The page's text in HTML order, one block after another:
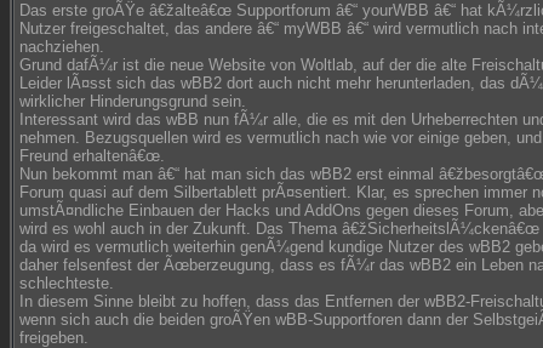
Das erste groÃŸe â€žalteâ€œ Supportforum â€“ yourWBB â€“ hat
Nutzer freigeschaltet, das andere â€“ myWBB â€“ wird vermutlich nach
nachziehen.
Grund dafÃ¼r ist die neue Website von Woltlab, auf der die alte
Leider lÃ¤sst sich das wBB2 dort auch nicht mehr herunterladen, das
wirklicher Hinderungsgrund sein.
Interessant wird das wBB nun fÃ¼r alle, die es mit den Urheberrechten
nehmen. Bezugsquellen wird es vermutlich nach wie vor einige geben,
Freund erhaltenâ€œ.
Nun bekommt man â€“ hat man sich das wBB2 erst einmal
Forum quasi auf dem Silbertablett prÃ¤sentiert. Klar, es sprechen immer
umstÃ¤ndliche Einbauen der Hacks und AddOns gegen dieses Forum,
wird es wohl auch in der Zukunft. Das Thema
da wird es vermutlich weiterhin genÃ¼gend kundige Nutzer des wBB2
daher felsenfest der Ãœberzeugung, dass es fÃ¼r das wBB2 ein Leben
schlechteste.
In diesem Sinne bleibt zu hoffen, dass das Entfernen der wBB2-
wenn sich auch die beiden groÃŸen wBB-Supportforen dann der
freigeben.